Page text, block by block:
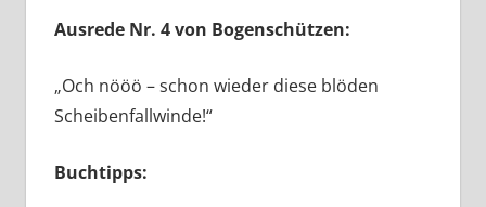
Ausrede Nr. 4 von Bogenschützen:
„Och nööö – schon wieder diese blöden
Scheibenfallwinde!“
Buchtipps: